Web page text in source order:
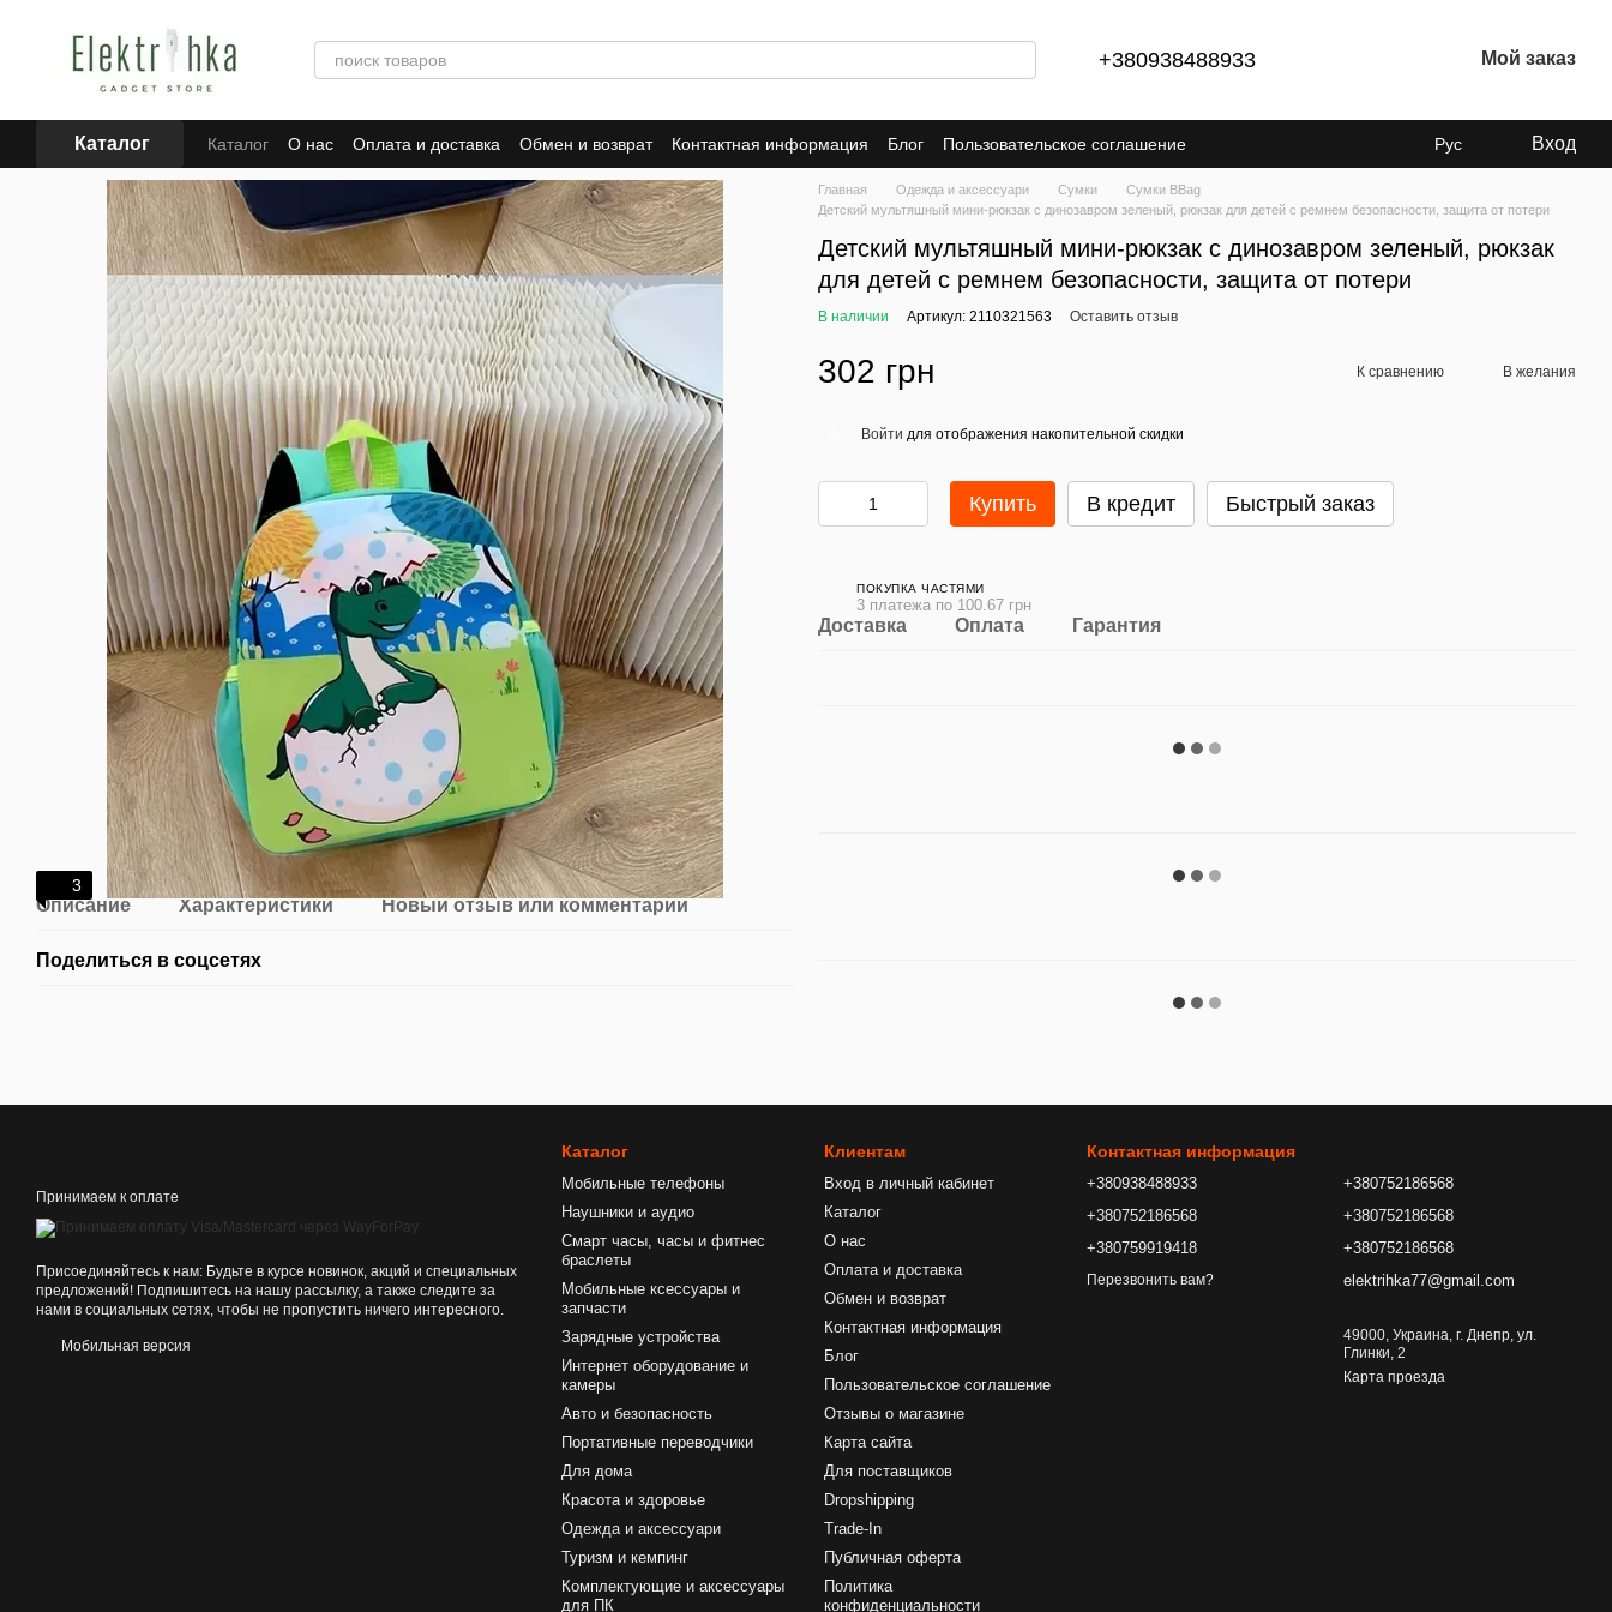
+380938488933 Мой заказ
Каталог Каталог О нас Оплата и доставка Обмен и возврат Контактная информация Блог
Пользовательское соглашение
Отзывы о магазине
Для поставщиков Dropshipping Trade-In Публичная оферта Политика конфиденциальности
Рус Вход
3
Описание Характеристики Новый отзыв или комментарий
Поделиться в соцсетях
Главная Одежда и аксессуари Сумки
Сумки BBag
Детский мультяшный мини-рюкзак с динозавром зеленый, рюкзак для детей с ремнем безопасности, защита от потери
Детский мультяшный мини-рюкзак с динозавром зеленый, рюкзак
для детей с ремнем безопасности, защита от потери
В наличии Артикул: 2110321563 Оставить отзыв
302 грн К сравнению В желания
Войти для отображения накопительной скидки
Купить В кредит Быстрый заказ
ПОКУПКА ЧАСТЯМИ
3 платежа по 100.67 грн
Доставка Оплата Гарантия
Принимаем к оплате
Присоединяйтесь к нам: Будьте в курсе новинок, акций и специальных
предложений! Подпишитесь на нашу рассылку, а также следите за
нами в социальных сетях, чтобы не пропустить ничего интересного.
Мобильная версия
Каталог
Мобильные телефоны
Наушники и аудио
Смарт часы, часы и фитнес
браслеты
Мобильные ксессуары и
запчасти
Зарядные устройства
Интернет оборудование и
камеры
Авто и безопасность
Портативные переводчики
Для дома
Красота и здоровье
Одежда и аксессуари
Туризм и кемпинг
Комплектующие и аксессуары
для ПК
Клиентам
Вход в личный кабинет
Каталог
О нас
Оплата и доставка
Обмен и возврат
Контактная информация
Блог
Пользовательское соглашение
Отзывы о магазине
Карта сайта
Для поставщиков
Dropshipping
Trade-In
Публичная оферта
Политика
конфиденциальности
Контактная информация
+380938488933
+380752186568
+380759919418
Перезвонить вам?
+380752186568
+380752186568
+380752186568
elektrihka77@gmail.com
49000, Украина, г. Днепр, ул.
Глинки, 2
Карта проезда